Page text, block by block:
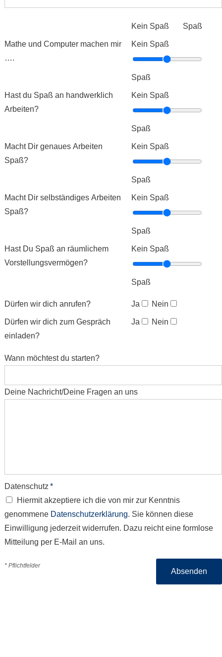
Kein Spaß Spaß
Mathe und Computer machen mir
….
Kein Spaß
Spaß
Hast du Spaß an handwerklich
Arbeiten?
Kein Spaß
Spaß
Macht Dir genaues Arbeiten
Spaß?
Kein Spaß
Spaß
Macht Dir selbständiges Arbeiten
Spaß?
Kein Spaß
Spaß
Hast Du Spaß an räumlichem
Vorstellungsvermögen?
Kein Spaß
Spaß
Dürfen wir dich anrufen? Ja Nein
Dürfen wir dich zum Gespräch
einladen?
Ja Nein
Wann möchtest du starten?
Deine Nachricht/Deine Fragen an uns
Datenschutz *
genommene Datenschutzerklärung. Sie können diese
Einwilligung jederzeit widerrufen. Dazu reicht eine formlose
Mitteilung per E-Mail an uns.
* Pflichtfelder